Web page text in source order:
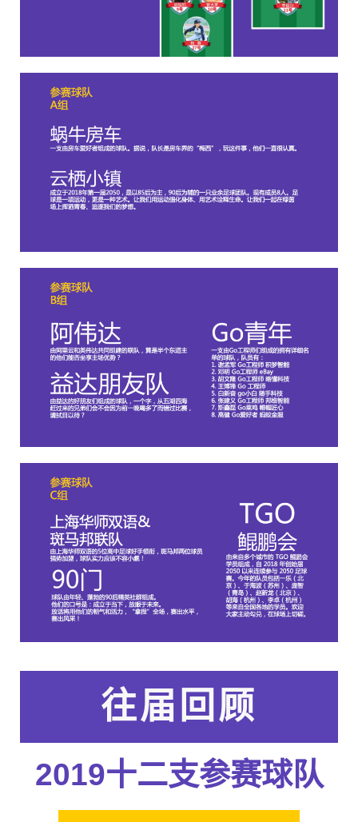
往届回顾
2019十二支参赛球队